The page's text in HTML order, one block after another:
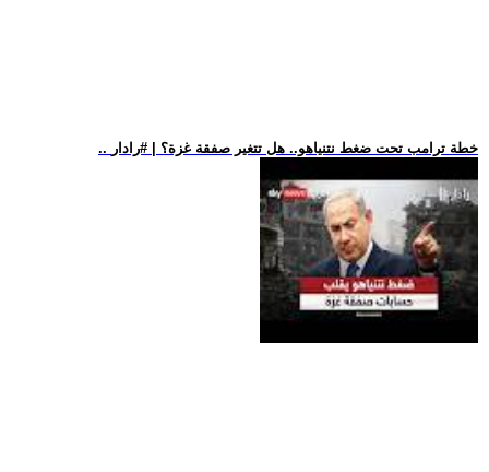
.. خطة ترامب تحت ضغط نتنياهو.. هل تتغير صفقة غزة؟ | #رادار